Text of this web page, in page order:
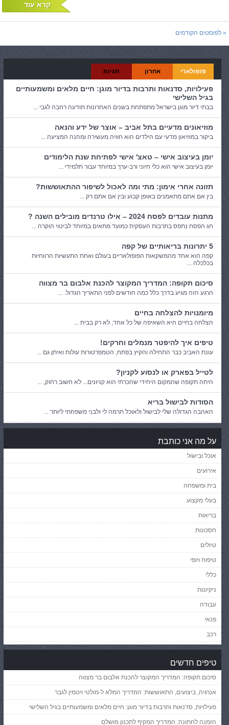
קרא עוד
« לפוסטים הקודמים
פופולארי אחרון תגיות
פעילויות, סדנאות ותרבות בדיור מוגן: חיים מלאים ומשמעותיים
בגיל השלישי
בבתי דיור מוגן בישראל מתפתחת בשנים האחרונות תודעה רחבה לגבי ...
מוזיאונים מדעיים בתל אביב – אוצר של ידע והנאה
ביקור במוזיאון מדעי עם הילדים הוא חוויה מעשירה ומהנה המציעה ...
יומן בעיצוב אישי – טאצ' אישי לפתיחת שנת הלימודים
יומן בעיצוב אישי הוא כלי חיוני ורב-ערך במיוחד עבור תלמידי ...
תזונה אחרי אימון: מתי ומה לאכול לשיפור ההתאוששות?
בין אם אתם מתאמנים באופן קבוע ובין אם אתם רק ...
מתנות עובדים לפסח 2024 – אילו טרנדים מובילים השנה ?
חג הפסח נתפס בתרבות העסקית כמועד מתאים במיוחד לביטוי הוקרה ...
5 יתרונות בריאותיים של קפה
קפה הוא אחד מהמשקאות הפופולאריים בעולם ואחת התעשיות הרווחיות
בכלכלה ...
סיכום תקופה: המדריך המקוצר להכנת אלבום בר מצווה
הרגע הזה מגיע בדרך כלל כמה חודשים לפני התאריך הגדול. ...
מיומנויות להצלחה בחיים
הצלחה בחיים היא השאיפה של כל אחד, לא רק בבית ...
טיפים איך להיפטר מנמלים וחרקים!
עונת האביב כבר התחילה והקיץ בפתח, הטמפרטורות עולות ואיתן גם ...
לטייל בפארק או לנסוע לקניון?
היתה תקופה שהמקום היחידי שהכרתי הוא קניונים... לא חשוב רחוק, ...
הסודות לבישול בריא
האהבה הגדולה שלי לבישול ולאוכל תרמה לי ולבני משפחתי ליותר ...
על מה אני כותבת
אוכל ובישול
אירועים
בית ומשפחה
בעלי מקצוע
בריאות
חסכונות
טיולים
טיפוח ויופי
כללי
ניקיונות
עבודה
פנאי
רכב
טיפים חדשים
סיכום תקופה: המדריך המקוצר להכנת אלבום בר מצווה
אנרגיה, ביצועים, התאוששות: המדריך המלא ל-מולטי ויטמין לגבר
פעילויות, סדנאות ותרבות בדיור מוגן: חיים מלאים ומשמעותיים בגיל השלישי
הזמנה לחתונה: המדריך המקיף לתכנון מושלם